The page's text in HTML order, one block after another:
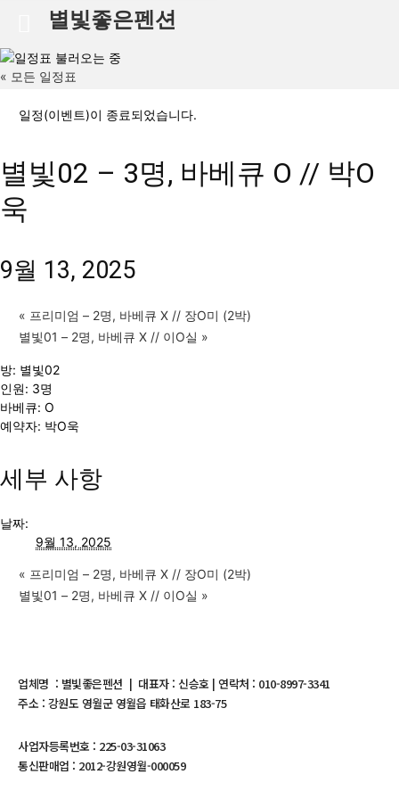
별빛좋은펜션
« 모든 일정표
일정(이벤트)이 종료되었습니다.
별빛02 – 3명, 바베큐 O // 박O
욱
9월 13, 2025
« 프리미엄 – 2명, 바베큐 X // 장O미 (2박)
별빛01 – 2명, 바베큐 X // 이O실 »
방: 별빛02
인원: 3명
바베큐: O
예약자: 박O욱
세부 사항
날짜:
9월 13, 2025
« 프리미엄 – 2명, 바베큐 X // 장O미 (2박)
별빛01 – 2명, 바베큐 X // 이O실 »
업체명 : 별빛좋은펜션 | 대표자 : 신승호 | 연락처 : 010-8997-3341
주소 : 강원도 영월군 영월읍 태화산로 183-75
사업자등록번호 : 225-03-31063
통신판매업 : 2012-강원영월-000059